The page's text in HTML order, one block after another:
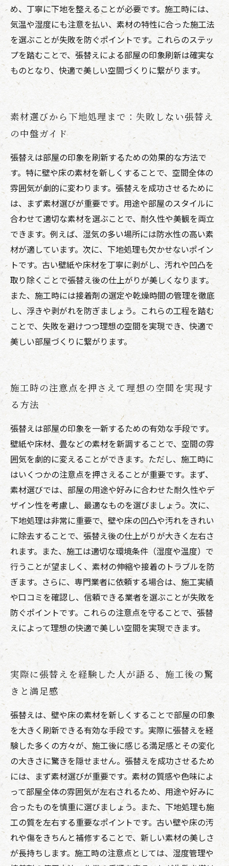
め、丁寧に下地を整えることが必要です。施工時には、
気温や湿度にも注意を払い、素材の特性に合った施工法
を選ぶことが失敗を防ぐポイントです。これらのステッ
プを踏むことで、張替えによる部屋の印象刷新は確実な
ものとなり、快適で美しい空間づくりに繋がります。
素材選びから下地処理まで：失敗しない張替え
の中盤ガイド
張替えは部屋の印象を刷新するための効果的な方法で
す。特に壁や床の素材を新しくすることで、空間全体の
雰囲気が劇的に変わります。張替えを成功させるために
は、まず素材選びが重要です。用途や部屋のスタイルに
合わせて適切な素材を選ぶことで、耐久性や美観を両立
できます。例えば、湿気の多い場所には防水性の高い素
材が適しています。次に、下地処理も欠かせないポイン
トです。古い壁紙や床材を丁寧に剥がし、汚れや凹凸を
取り除くことで張替え後の仕上がりが美しくなります。
また、施工時には接着剤の選定や乾燥時間の管理を徹底
し、浮きや剥がれを防ぎましょう。これらの工程を踏む
ことで、失敗を避けつつ理想の空間を実現でき、快適で
美しい部屋づくりに繋がります。
施工時の注意点を押さえて理想の空間を実現す
る方法
張替えは部屋の印象を一新するための有効な手段です。
壁紙や床材、畳などの素材を新調することで、空間の雰
囲気を劇的に変えることができます。ただし、施工時に
はいくつかの注意点を押さえることが重要です。まず、
素材選びでは、部屋の用途や好みに合わせた耐久性やデ
ザイン性を考慮し、最適なものを選びましょう。次に、
下地処理は非常に重要で、壁や床の凹凸や汚れをきれい
に除去することで、張替え後の仕上がりが大きく左右さ
れます。また、施工は適切な環境条件（湿度や温度）で
行うことが望ましく、素材の伸縮や接着のトラブルを防
ぎます。さらに、専門業者に依頼する場合は、施工実績
や口コミを確認し、信頼できる業者を選ぶことが失敗を
防ぐポイントです。これらの注意点を守ることで、張替
えによって理想の快適で美しい空間を実現できます。
実際に張替えを経験した人が語る、施工後の驚
きと満足感
張替えは、壁や床の素材を新しくすることで部屋の印象
を大きく刷新できる有効な手段です。実際に張替えを経
験した多くの方々が、施工後に感じる満足感とその変化
の大きさに驚きを隠せません。張替えを成功させるため
には、まず素材選びが重要です。素材の質感や色味によ
って部屋全体の雰囲気が左右されるため、用途や好みに
合ったものを慎重に選びましょう。また、下地処理も施
工の質を左右する重要なポイントです。古い壁や床の汚
れや傷をきちんと補修することで、新しい素材の美しさ
が長持ちします。施工時の注意点としては、湿度管理や